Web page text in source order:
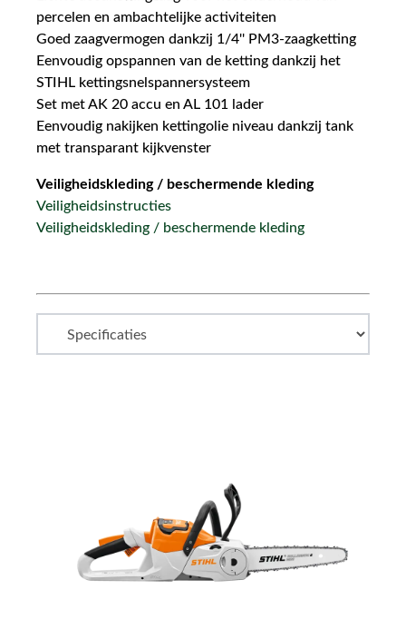
percelen en ambachtelijke activiteiten
Goed zaagvermogen dankzij 1/4'' PM3-zaagketting
Eenvoudig opspannen van de ketting dankzij het
STIHL kettingsnelspannersysteem
Set met AK 20 accu en AL 101 lader
Eenvoudig nakijken kettingolie niveau dankzij tank
met transparant kijkvenster
Veiligheidskleding / beschermende kleding
Veiligheidsinstructies
Veiligheidskleding / beschermende kleding